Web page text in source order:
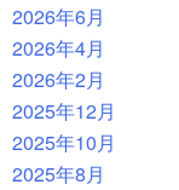
2026年6月
2026年4月
2026年2月
2025年12月
2025年10月
2025年8月